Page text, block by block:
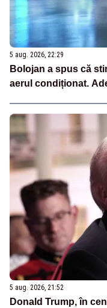
5 aug. 2026, 22:29
Bolojan a spus că
aerul condiționat.
5 aug. 2026, 21:52
Donald Trump, în